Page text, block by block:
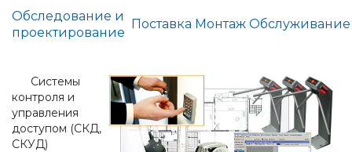
Обследование и
проектирование
Поставка Монтаж Обслуживание
Системы
контроля и
управления
доступом (СКД,
СКУД)